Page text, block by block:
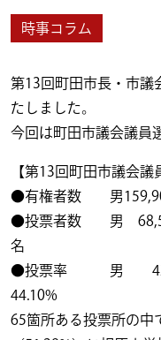
時事コラム
第13回町田市長・市議
たしました。
今回は町田市議会議員
【第13回町田市議会議
●有権者数 男
●投票者数 男
名
●投票率 男
44.10%
65箇所ある投票所の中